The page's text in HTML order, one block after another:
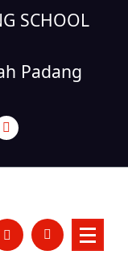
SCHOOL
Padang